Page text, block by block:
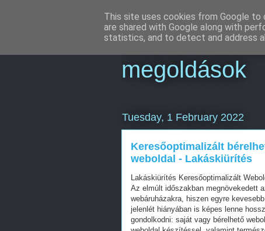
Online
megoldások
Tuesday, 1 February 2022
Keresőoptimalizált
weboldal - Lakáskiürítés
Lakáskiürítés Keresőoptimalizált
Az elmúlt időszakban megnövekedett
webáruházakra, hiszen egyre
jelenlét hiányában is képes lenne
gondolkodni: saját vagy bérelhető
This site uses cookies from Google to
are shared with Google along with
statistics, and to detect and address